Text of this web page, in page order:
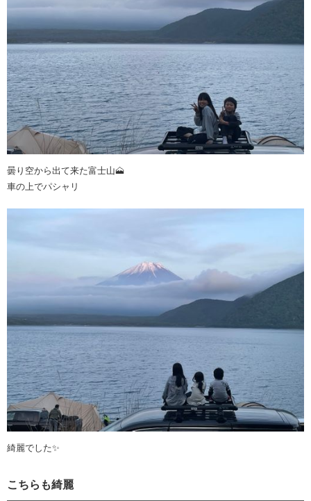
曇り空から出て来た富士山🗻
車の上でパシャリ
綺麗でした✨
こちらも綺麗